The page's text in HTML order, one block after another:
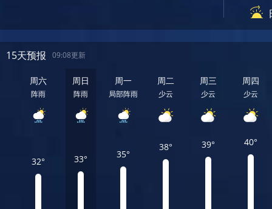
15天预报 09:08更新
周六
阵雨
32°
周日
阵雨
33°
周一
局部阵雨
35°
周二
少云
38°
周三
少云
39°
周四
少云
40°